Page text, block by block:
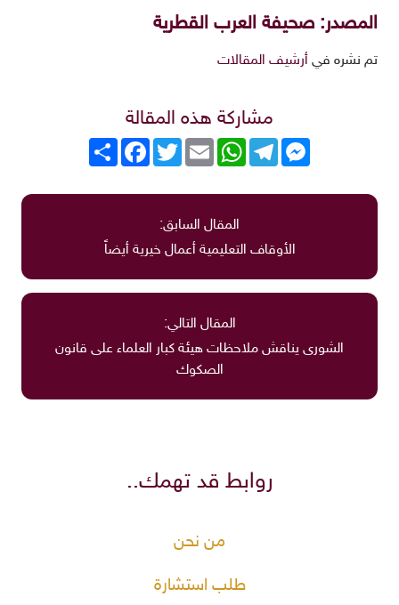
المصدر: صحيفة العرب القطرية
تم نشره في أرشيف المقالات
مشاركة هذه المقالة
انشر
FacebookTwitterEmail
WhatsAppTelegram
Messenger
المقال السابق:
الأوقاف التعليمية أعمال خيرية أيضاً
المقال التالي:
الشورى يناقش ملاحظات هيئة كبار العلماء على قانون
الصكوك
روابط قد تهمك..
من نحن
طلب استشارة